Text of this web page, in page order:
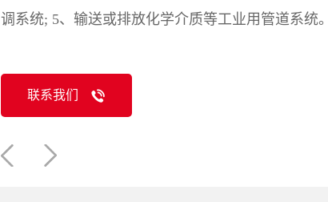
调系统; 5、输送或排放化学介质等工业用管道系统。
联系我们